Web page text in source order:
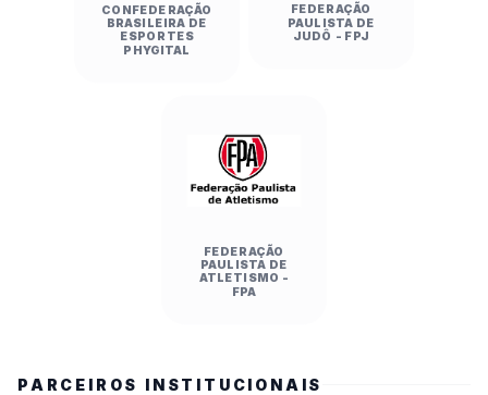
CONFEDERAÇÃO
BRASILEIRA DE
ESPORTES
PHYGITAL
FEDERAÇÃO
PAULISTA DE
JUDÔ - FPJ
FEDERAÇÃO
PAULISTA DE
ATLETISMO -
FPA
PARCEIROS INSTITUCIONAIS